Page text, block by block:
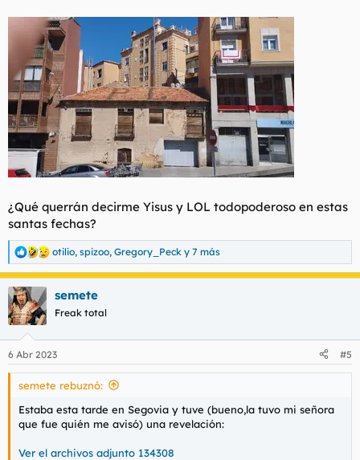
¿Qué querrán decirme Yisus y LOL todopoderoso en estas
santas fechas?
R
e
a
c
c
i
e
s
otilio, spizoo, Gregory_Peck y 7 más
semete
Freak total
6 Abr 2023 #5
semete rebuznó:
Estaba esta tarde en Segovia y tuve (bueno,la tuvo mi señora
que fue quién me avisó) una revelación:
Ver el archivos adjunto 134308